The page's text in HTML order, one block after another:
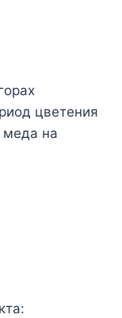
цветения
меда на